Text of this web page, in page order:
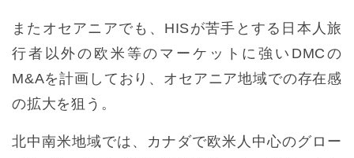
またオセアニアでも、HISが苦手とする日本人旅
行者以外の欧米等のマーケットに強いDMCの
M&Aを計画しており、オセアニア地域での存在感
の拡大を狙う。
北中南米地域では、カナダで欧米人中心のグロー